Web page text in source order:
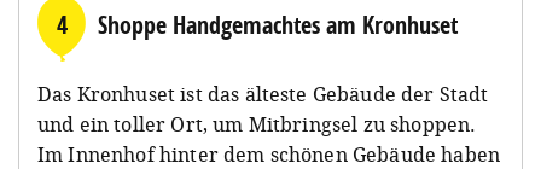
4 Shoppe Handgemachtes am Kronhuset
Das Kronhuset ist das älteste Gebäude der Stadt
und ein toller Ort, um Mitbringsel zu shoppen.
Im Innenhof hinter dem schönen Gebäude haben